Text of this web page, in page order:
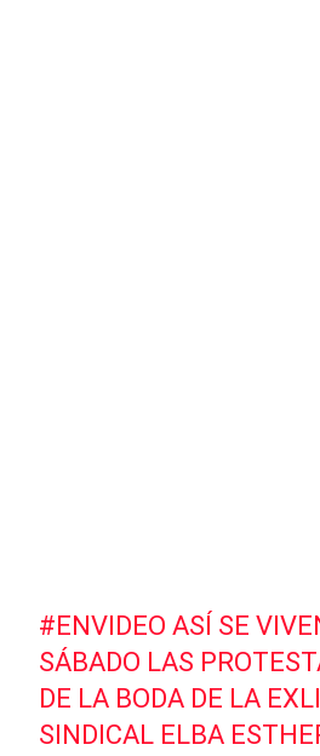
#ENVIDEO ASÍ SE
SÁBADO LAS
DE LA BODA DE LA
SINDICAL ELBA